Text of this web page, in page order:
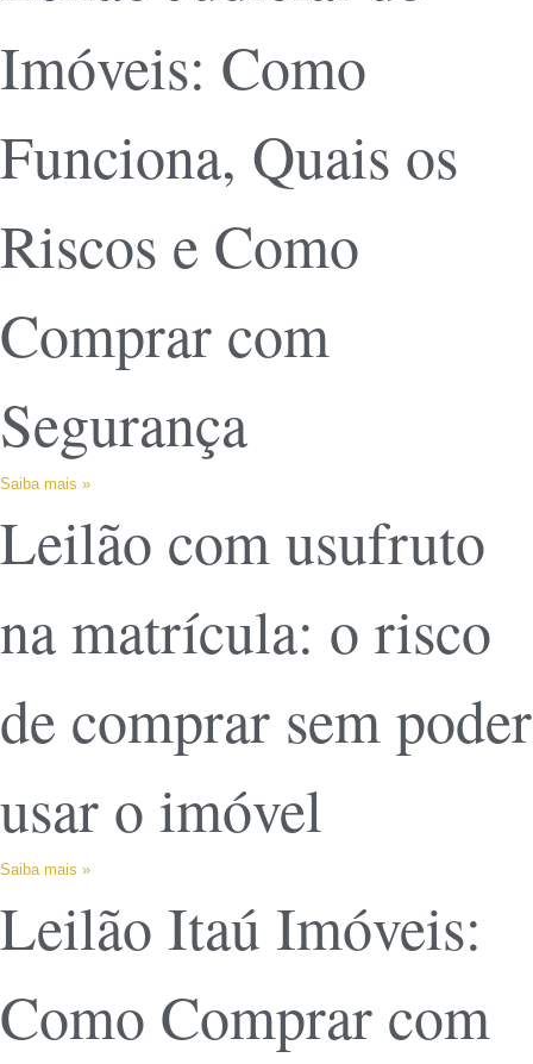
Imóveis: Como
Funciona, Quais os
Riscos e Como
Comprar com
Segurança
Saiba mais »
Leilão com usufruto
na matrícula: o risco
de comprar sem poder
usar o imóvel
Saiba mais »
Leilão Itaú Imóveis:
Como Comprar com